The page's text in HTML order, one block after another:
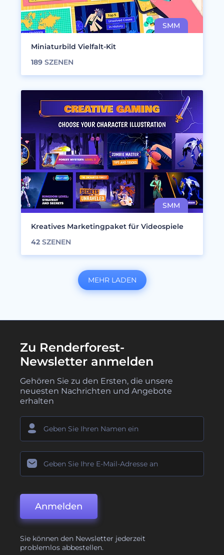
Miniaturbild Vielfalt-Kit
189 SZENEN
Kreatives Marketingpaket für Videospiele
42 SZENEN
MEHR LADEN
Zu Renderforest-
Newsletter anmelden
Gehören Sie zu den Ersten, die unsere
neuesten Nachrichten und Angebote
erhalten
Anmelden
Sie können den Newsletter jederzeit
problemlos abbestellen.